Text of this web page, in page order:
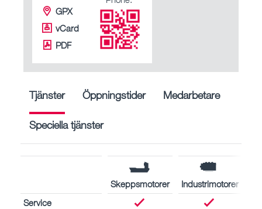
GPX
vCard
PDF
Tjänster Öppningstider Medarbetare
Speciella tjänster
Skeppsmotorer
Industrimotorer
Service